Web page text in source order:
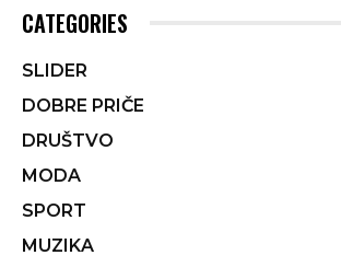
CATEGORIES
SLIDER
DOBRE PRIČE
DRUŠTVO
MODA
SPORT
MUZIKA